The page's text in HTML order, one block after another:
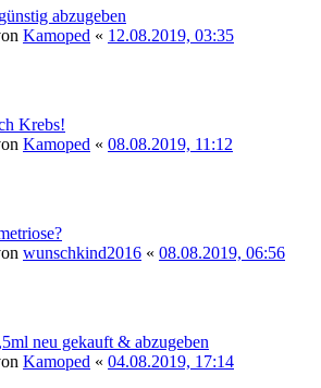
abzugeben
Kamoped « 12.08.2019, 03:35
Krebs!
Kamoped « 08.08.2019, 11:12
wunschkind2016 « 08.08.2019, 06:56
neu gekauft & abzugeben
Kamoped « 04.08.2019, 17:14